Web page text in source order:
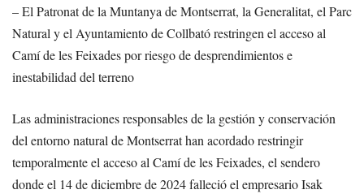
– El Patronat de la Muntanya de Montserrat, la Generalitat, el Parc
Natural y el Ayuntamiento de Collbató restringen el acceso al
Camí de les Feixades por riesgo de desprendimientos e
inestabilidad del terreno
Las administraciones responsables de la gestión y conservación
del entorno natural de Montserrat han acordado restringir
temporalmente el acceso al Camí de les Feixades, el sendero
donde el 14 de diciembre de 2024 falleció el empresario Isak